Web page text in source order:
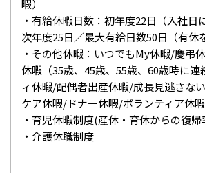
暇）
・有給休暇日数：初年度22日（入社日
次年度25日／最大有給日数50日（有休
・その他休暇：いつでもMy休暇/慶弔
休暇（35歳、45歳、55歳、60歳時に
ィ休暇/配偶者出産休暇/成長見逃さな
ケア休暇/ドナー休暇/ボランティア休
・育児休暇制度(産休・育休からの復帰
・介護休職制度